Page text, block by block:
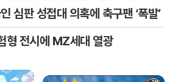
심판 성접대 의혹에 축구팬 ‘폭발’
형 전시에 MZ세대 열광